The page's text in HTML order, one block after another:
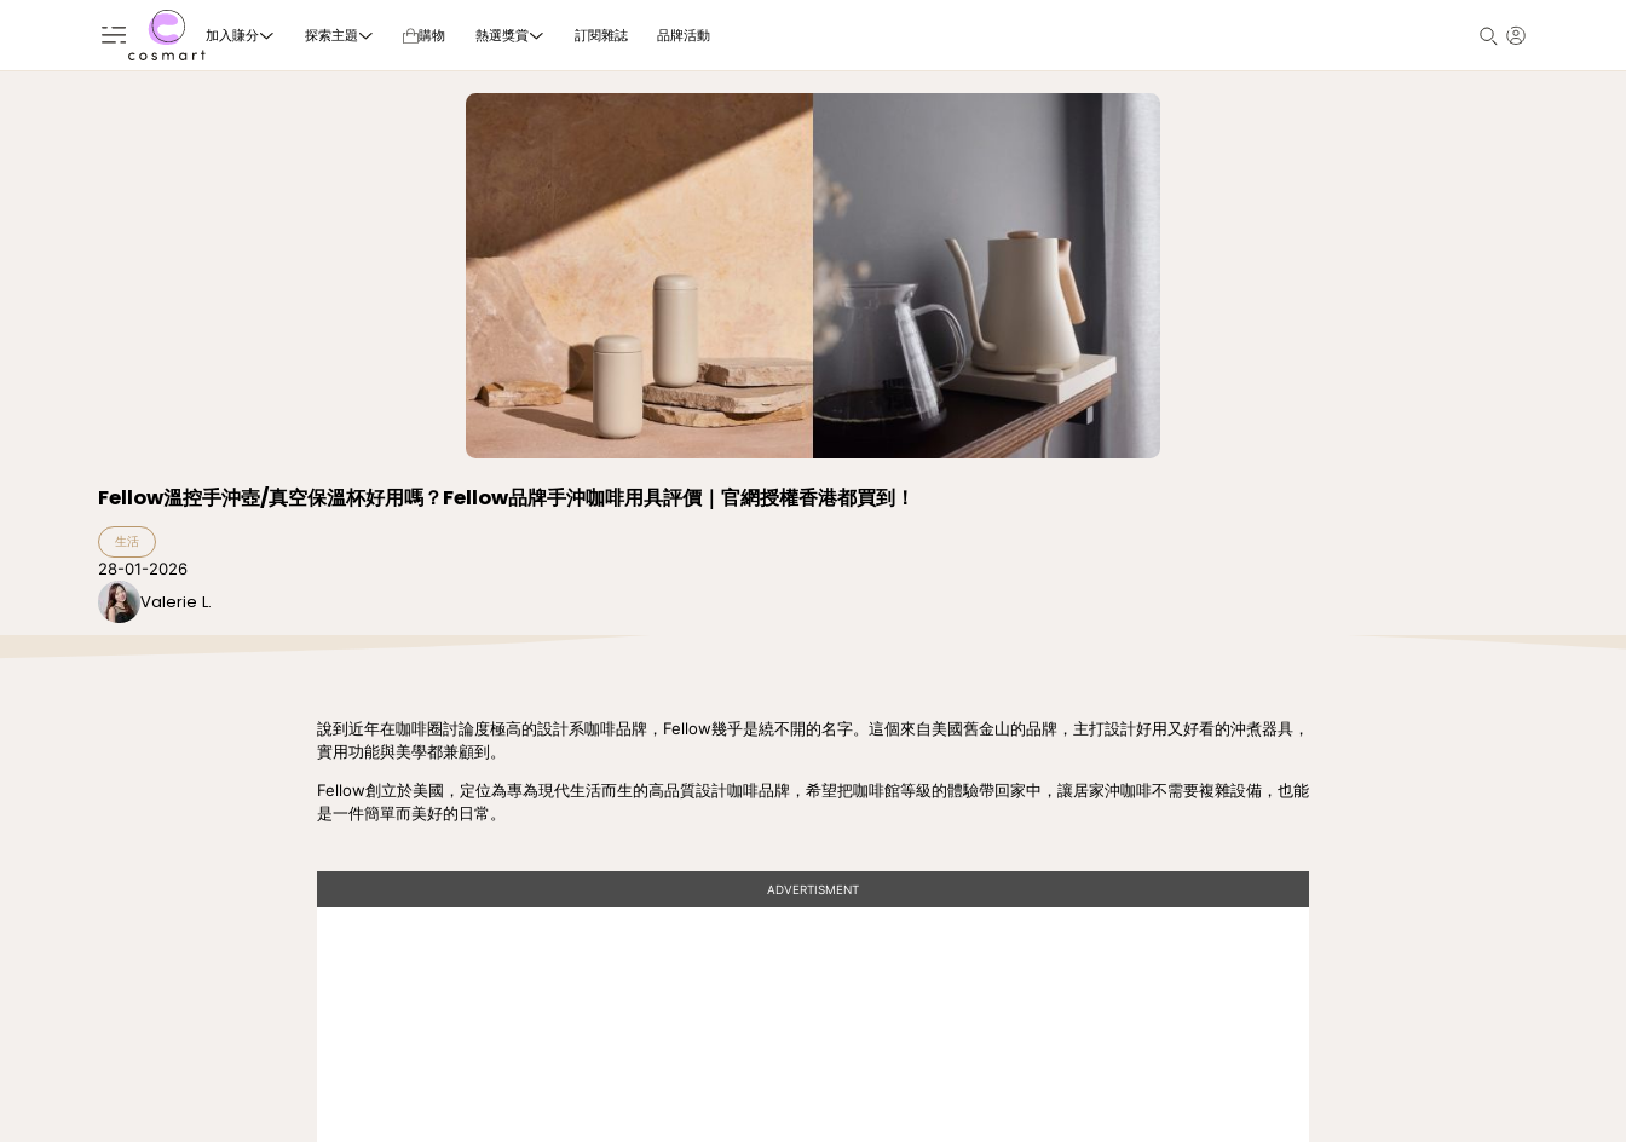
加入賺分 探索主題 購物 熱選獎賞 訂閱雜誌 品牌活動
Fellow溫控手沖壺/真空保溫杯好用嗎？Fellow品牌手沖咖啡用具評價｜官網授權香港都買到！
生活
28-01-2026
Valerie L.
說到近年在咖啡圈討論度極高的設計系咖啡品牌，Fellow幾乎是繞不開的名字。這個來自美國舊金山的品牌，主打設計好用又好看的沖煮器具，
實用功能與美學都兼顧到。
Fellow創立於美國，定位為專為現代生活而生的高品質設計咖啡品牌，希望把咖啡館等級的體驗帶回家中，讓居家沖咖啡不需要複雜設備，也能
是一件簡單而美好的日常。
ADVERTISMENT